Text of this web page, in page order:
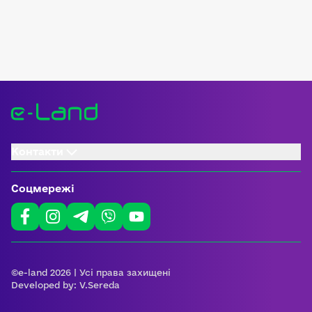
Соцмережі
©e-land 2026 | Усі права захищені
Developed by: V.Sereda